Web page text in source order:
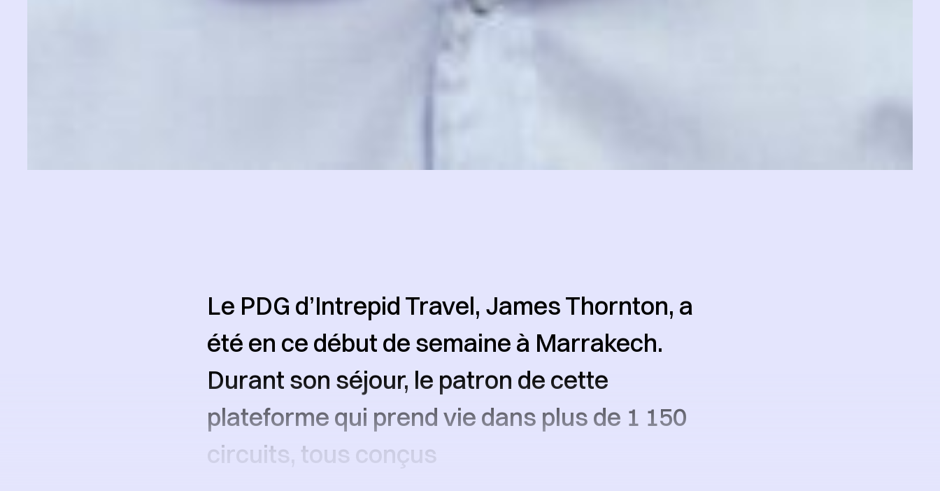
Le PDG d’Intrepid Travel, James Thornton, a
été en ce début de semaine à Marrakech.
Durant son séjour, le patron de cette
plateforme qui prend vie dans plus de 1 150
circuits, tous conçus